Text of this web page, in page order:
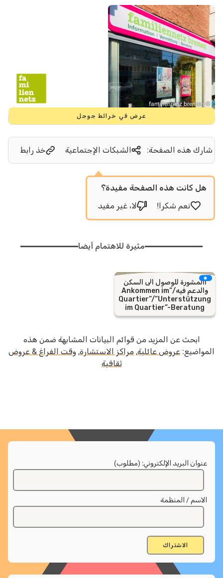
© familiennetz bremen
عرض في خرائط جوجل
شارك هذه الصفحة: الشبكات الإجتماعية خذ رابط
هل كانت هذه الصفحة مفيدة؟
نعم شكرا!
لا، غير مفيد
مثيرة للاهتمام أيضا
االمشورة للوصول الى السكن
والدعم فيه/”Ankommen im
Quartier”/”Unterstützung
im Quartier”-Beratung
ابحث عن المزيد من قوائم البيانات المشابهة ضمن هذه
المواضيع: عروض عائلية, مراكز الاستشارة, وقت الفراغ & عروض
ثقافية
عنوان البريد الإلكتروني: (مطلوب)
الاسم / المنظمة